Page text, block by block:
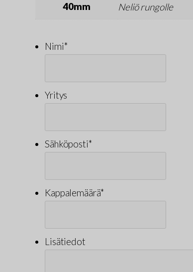
40mm Neliö rungolle
Nimi*
Yritys
Sähköposti*
Kappalemäärä*
Lisätiedot